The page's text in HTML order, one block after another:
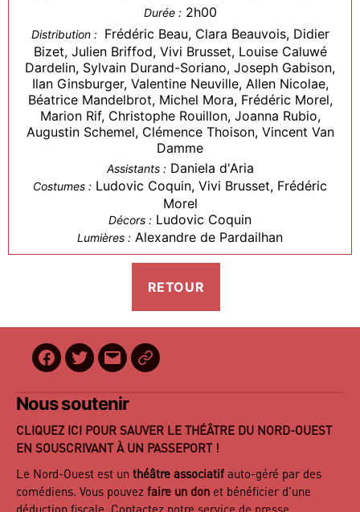
Durée : 2h00
Distribution : Frédéric Beau, Clara Beauvois, Didier
Bizet, Julien Briffod, Vivi Brusset, Louise Caluwé
Dardelin, Sylvain Durand-Soriano, Joseph Gabison,
Ilan Ginsburger, Valentine Neuville, Allen Nicolae,
Béatrice Mandelbrot, Michel Mora, Frédéric Morel,
Marion Rif, Christophe Rouillon, Joanna Rubio,
Augustin Schemel, Clémence Thoison, Vincent Van
Damme
Assistants : Daniela d'Aria
Costumes : Ludovic Coquin, Vivi Brusset, Frédéric
Morel
Décors : Ludovic Coquin
Lumières : Alexandre de Pardailhan
Facebook
Twitter
E-
mail
BilletReduc
Nous soutenir
CLIQUEZ ICI POUR SAUVER LE THÉÂTRE DU NORD-OUEST
EN SOUSCRIVANT À UN PASSEPORT !
Le Nord-Ouest est un théâtre associatif auto-géré par des
comédiens. Vous pouvez faire un don et bénéficier d’une